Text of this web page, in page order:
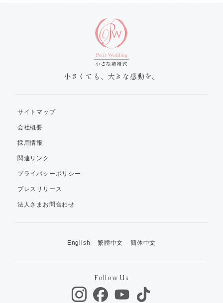
小さくても、大きな感動を。
サイトマップ
会社概要
採用情報
関連リンク
プライバシーポリシー
プレスリリース
法人さまお問合わせ
English 繁體中文 簡体中文
Follow Us